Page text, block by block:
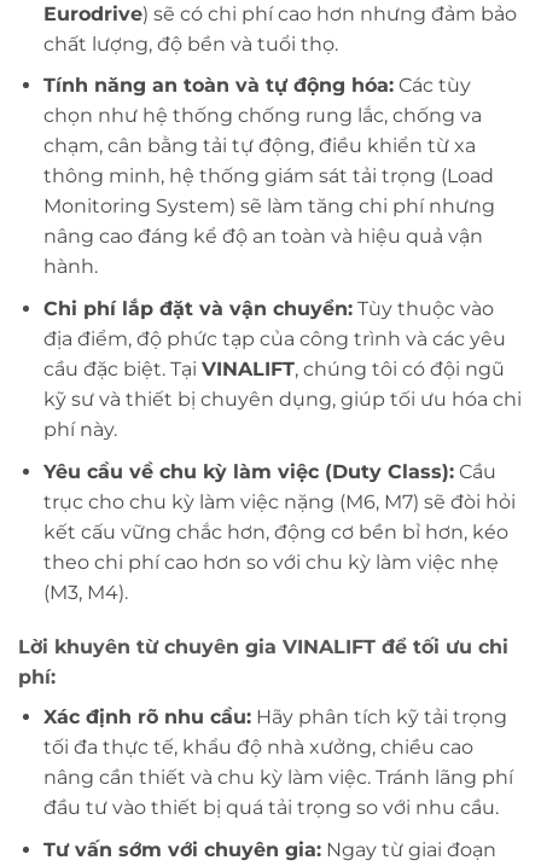
Eurodrive) sẽ có chi phí cao hơn nhưng đảm bảo
chất lượng, độ bền và tuổi thọ.
Tính năng an toàn và tự động hóa:Các tùy
chọn như hệ thống chống rung lắc, chống va
chạm, cân bằng tải tự động, điều khiển từ xa
thông minh, hệ thống giám sát tải trọng (Load
Monitoring System) sẽ làm tăng chi phí nhưng
nâng cao đáng kể độ an toàn và hiệu quả vận
hành.
Chi phí lắp đặt và vận chuyển:Tùy thuộc vào
địa điểm, độ phức tạp của công trình và các yêu
cầu đặc biệt. Tại VINALIFT, chúng tôi có đội ngũ
kỹ sư và thiết bị chuyên dụng, giúp tối ưu hóa chi
phí này.
Yêu cầu về chu kỳ làm việc (Duty Class):Cầu
trục cho chu kỳ làm việc nặng (M6, M7) sẽ đòi hỏi
kết cấu vững chắc hơn, động cơ bền bỉ hơn, kéo
theo chi phí cao hơn so với chu kỳ làm việc nhẹ
(M3, M4).
Lời khuyên từ chuyên gia VINALIFT để tối ưu chi
phí:
Xác định rõ nhu cầu:Hãy phân tích kỹ tải trọng
tối đa thực tế, khẩu độ nhà xưởng, chiều cao
nâng cần thiết và chu kỳ làm việc. Tránh lãng phí
đầu tư vào thiết bị quá tải trọng so với nhu cầu.
Tư vấn sớm với chuyên gia:Ngay từ giai đoạn